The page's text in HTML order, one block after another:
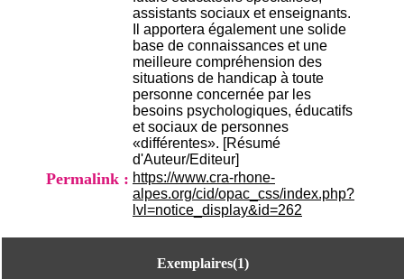
assistants sociaux et enseignants.
Il apportera également une solide
base de connaissances et une
meilleure compréhension des
situations de handicap à toute
personne concernée par les
besoins psychologiques, éducatifs
et sociaux de personnes
«différentes». [Résumé
d'Auteur/Editeur]
Permalink : https://www.cra-rhone-
alpes.org/cid/opac_css/index.php?
lvl=notice_display&id=262
Exemplaires(1)
b
â
t
.
2
1
1
9
5
,
B
d
P
n